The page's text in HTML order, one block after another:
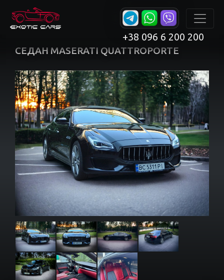
+38 096 6 200 200
СЕДАН MASERATI QUATTROPORTE